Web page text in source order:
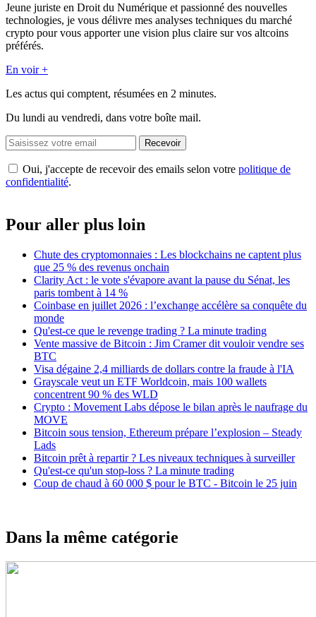
Jeune juriste en Droit du Numérique et passionné des nouvelles
technologies, je vous délivre mes analyses techniques du marché
crypto pour vous apporter une vision plus claire sur vos altcoins
préférés.
En voir +
Les actus qui comptent, résumées en 2 minutes.
Du lundi au vendredi, dans votre boîte mail.
Recevoir
Oui, j'accepte de recevoir des emails selon votre politique de
confidentialité.
Pour aller plus loin
Chute des cryptomonnaies : Les blockchains ne captent plus
que 25 % des revenus onchain
Clarity Act : le vote s'évapore avant la pause du Sénat, les
paris tombent à 14 %
Coinbase en juillet 2026 : l’exchange accélère sa conquête du
monde
Qu'est-ce que le revenge trading ? La minute trading
Vente massive de Bitcoin : Jim Cramer dit vouloir vendre ses
BTC
Visa dégaine 2,4 milliards de dollars contre la fraude à l'IA
Grayscale veut un ETF Worldcoin, mais 100 wallets
concentrent 90 % des WLD
Crypto : Movement Labs dépose le bilan après le naufrage du
MOVE
Bitcoin sous tension, Ethereum prépare l’explosion – Steady
Lads
Bitcoin prêt à repartir ? Les niveaux techniques à surveiller
Qu'est-ce qu'un stop-loss ? La minute trading
Coup de chaud à 60 000 $ pour le BTC - Bitcoin le 25 juin
Dans la même catégorie